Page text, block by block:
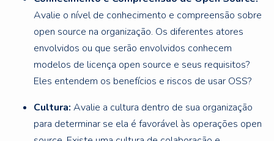
Avalie o nível de conhecimento e compreensão sobre
open source na organização. Os diferentes atores
envolvidos ou que serão envolvidos conhecem
modelos de licença open source e seus requisitos?
Eles entendem os benefícios e riscos de usar OSS?
Cultura: Avalie a cultura dentro de sua organização
para determinar se ela é favorável às operações open